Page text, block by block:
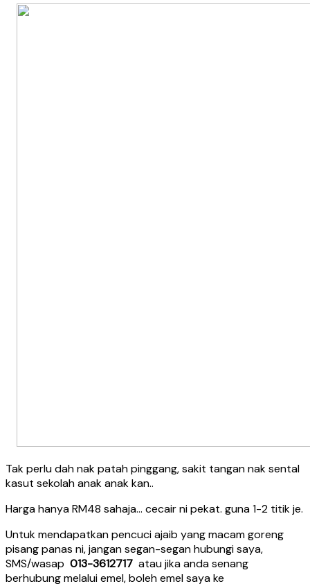
Tak perlu dah nak patah pinggang, sakit tangan nak sental
kasut sekolah anak anak kan..
Harga hanya RM48 sahaja… cecair ni pekat. guna 1-2 titik je.
Untuk mendapatkan pencuci ajaib yang macam goreng
pisang panas ni, jangan segan-segan hubungi saya,
SMS/wasap 013-3612717 atau jika anda senang
berhubung melalui emel, boleh emel saya ke